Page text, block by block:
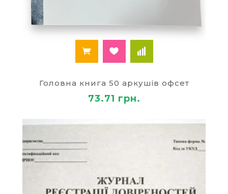
Головна книга 50 аркушів офсет
73.71 грн.